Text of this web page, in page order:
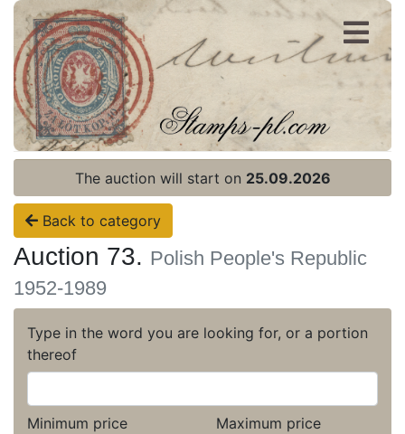
Register
Login
The auction will start on 25.09.2026
Back to category
Auction 73. Polish People's Republic
1952-1989
Type in the word you are looking for, or a portion
thereof
Minimum price Maximum price